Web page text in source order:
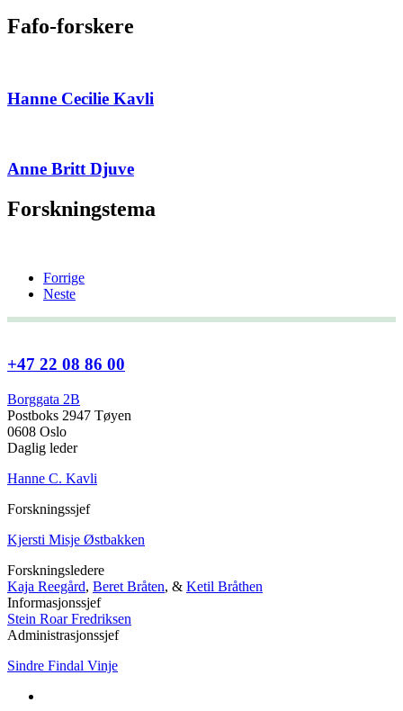
Fafo-forskere
Hanne Cecilie Kavli
Anne Britt Djuve
Forskningstema
Forrige
Neste
+47 22 08 86 00
Borggata 2B
Postboks 2947 Tøyen
0608 Oslo
Daglig leder
Hanne C. Kavli
Forskningssjef
Kjersti Misje Østbakken
Forskningsledere
Kaja Reegård, Beret Bråten, & Ketil Bråthen
Informasjonssjef
Stein Roar Fredriksen
Administrasjonssjef
Sindre Findal Vinje